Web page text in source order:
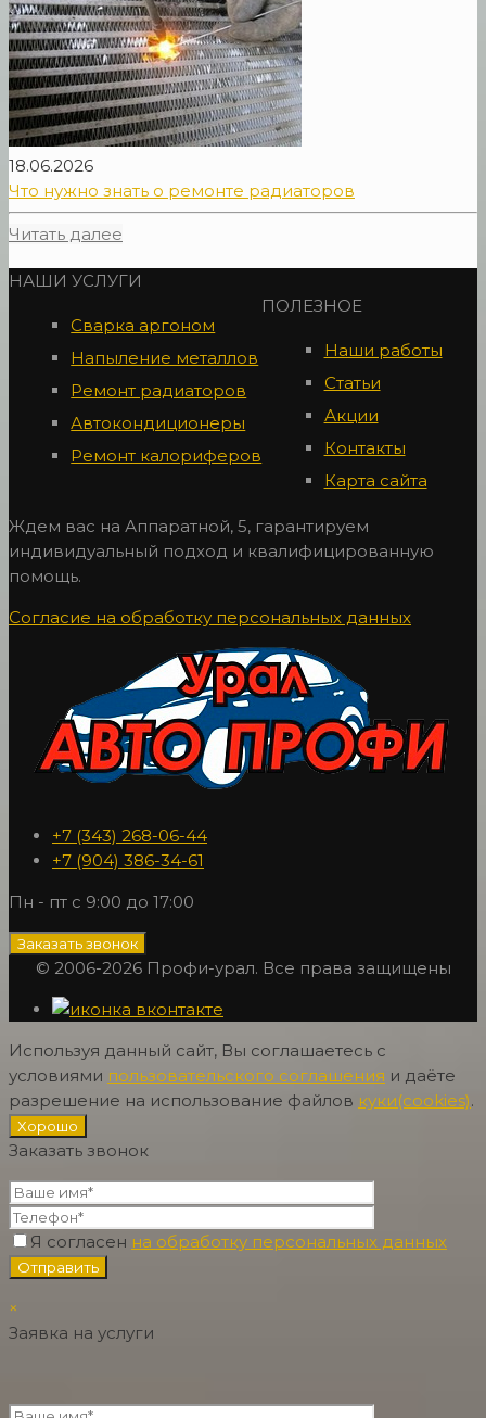
18.06.2026
Что нужно знать о ремонте радиаторов
Читать далее
НАШИ УСЛУГИ
Сварка аргоном
Напыление металлов
Ремонт радиаторов
Автокондиционеры
Ремонт калориферов
ПОЛЕЗНОЕ
Наши работы
Статьи
Акции
Контакты
Карта сайта
Ждем вас на Аппаратной, 5, гарантируем
индивидуальный подход и квалифицированную
помощь.
Согласие на обработку персональных данных
+7 (343) 268-06-44
+7 (904) 386-34-61
Пн - пт с 9:00 до 17:00
Заказать звонок
© 2006-2026 Профи-урал. Все права защищены
Используя данный сайт, Вы соглашаетесь с
условиями пользовательского соглашения и даёте
разрешение на использование файлов куки(cookies).
Хорошо
Заказать звонок
Я согласен на обработку персональных данных
×
Заявка на услуги